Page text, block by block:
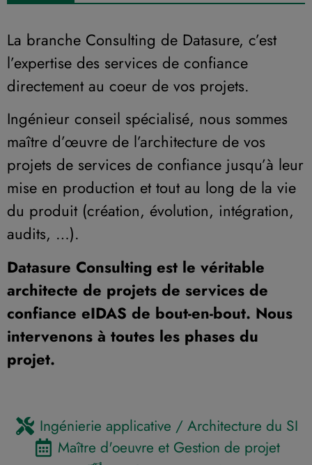
La branche Consulting de Datasure, c’est
l’expertise des services de confiance
directement au coeur de vos projets.
Ingénieur conseil spécialisé, nous sommes
maître d’œuvre de l’architecture de vos
projets de services de confiance jusqu’à leur
mise en production et tout au long de la vie
du produit (création, évolution, intégration,
audits, …).
Datasure Consulting est le véritable
architecte de projets de services de
confiance eIDAS de bout-en-bout. Nous
intervenons à toutes les phases du
projet.
Ingénierie applicative / Architecture du SI
Maître d'oeuvre et Gestion de projet